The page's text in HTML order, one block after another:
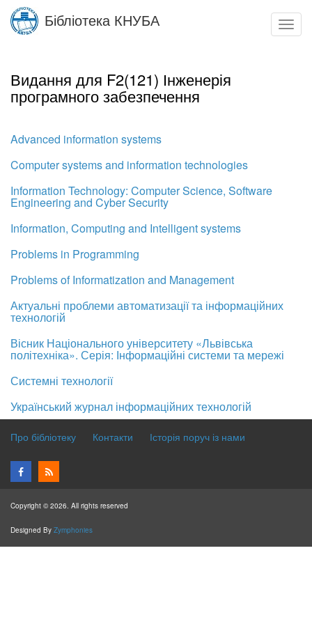
Skip
main
Бібліотека КНУБА
Видання для F2(121) Інженерія
програмного забезпечення
Advanced information systems
Computer systems and information technologies
Information Technology: Computer Science, Software
Engineering and Cyber Security
Information, Computing and Intelligent systems
Problems in Programming
Problems of Informatization and Management
Актуальні проблеми автоматизації та інформаційних
технологій
Вісник Національного університету «Львівська
політехніка». Серія: Інформаційні системи та мережі
Системні технології
Український журнал інформаційних технологій
Про бібліотеку Контакти Історія поруч із нами
Copyright © 2026. All rights reserved
Designed By Zymphonies